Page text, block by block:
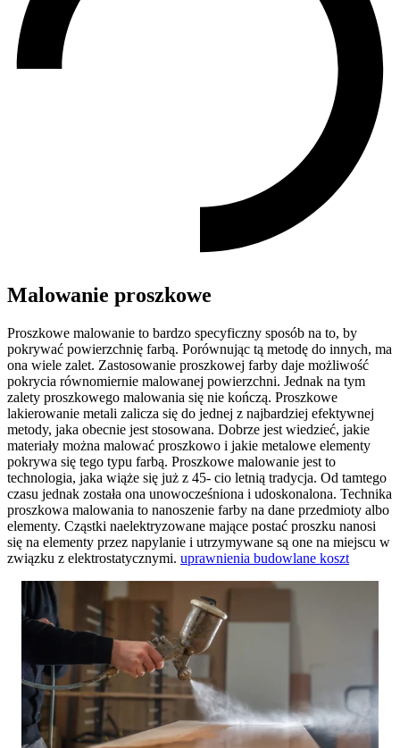
Malowanie proszkowe
Proszkowe malowanie to bardzo specyficzny sposób na to, by
pokrywać powierzchnię farbą. Porównując tą metodę do innych, ma
ona wiele zalet. Zastosowanie proszkowej farby daje możliwość
pokrycia równomiernie malowanej powierzchni. Jednak na tym
zalety proszkowego malowania się nie kończą. Proszkowe
lakierowanie metali zalicza się do jednej z najbardziej efektywnej
metody, jaka obecnie jest stosowana. Dobrze jest wiedzieć, jakie
materiały można malować proszkowo i jakie metalowe elementy
pokrywa się tego typu farbą. Proszkowe malowanie jest to
technologia, jaka wiąże się już z 45- cio letnią tradycja. Od tamtego
czasu jednak została ona unowocześniona i udoskonalona. Technika
proszkowa malowania to nanoszenie farby na dane przedmioty albo
elementy. Cząstki naelektryzowane mające postać proszku nanosi
się na elementy przez napylanie i utrzymywane są one na miejscu w
związku z elektrostatycznymi. uprawnienia budowlane koszt